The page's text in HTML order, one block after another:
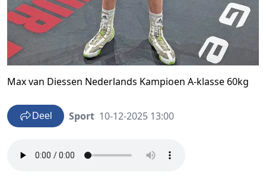
Max van Diessen Nederlands Kampioen A-klasse 60kg
Deel Sport 10-12-2025 13:00